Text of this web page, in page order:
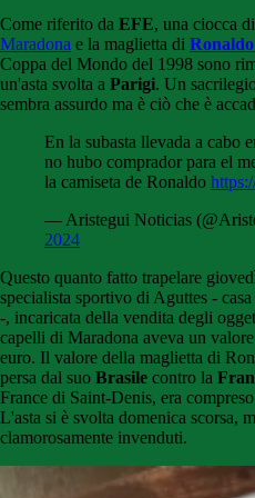
Come riferito da EFE, una ciocca
Maradona e la maglietta di
Coppa del Mondo del 1998 sono
un'asta svolta a Parigi. Un
sembra assurdo ma è ciò che è
En la subasta llevada a cabo
no hubo comprador para el
la camiseta de Ronaldo
— Aristegui Noticias
2024
Questo quanto fatto trapelare
specialista sportivo di Aguttes -
-, incaricata della vendita degli
capelli di Maradona aveva un
euro. Il valore della maglietta di
persa dal suo Brasile contro la
France di Saint-Denis, era
L'asta si è svolta domenica scorsa,
clamorosamente invenduti.